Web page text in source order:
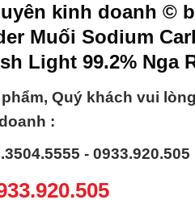
kinh doanh ©
Muối Sodium
Light 99.2% Nga
Quý khách vui
:
- 0933.920.505